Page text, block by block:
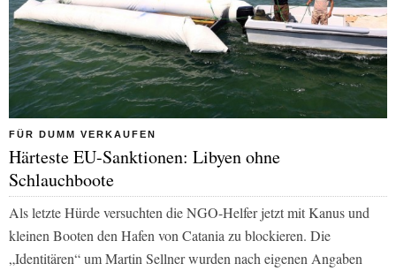
FÜR DUMM VERKAUFEN
Härteste EU-Sanktionen: Libyen ohne
Schlauchboote
Als letzte Hürde versuchten die NGO-Helfer jetzt mit Kanus und
kleinen Booten den Hafen von Catania zu blockieren. Die
„Identitären“ um Martin Sellner wurden nach eigenen Angaben